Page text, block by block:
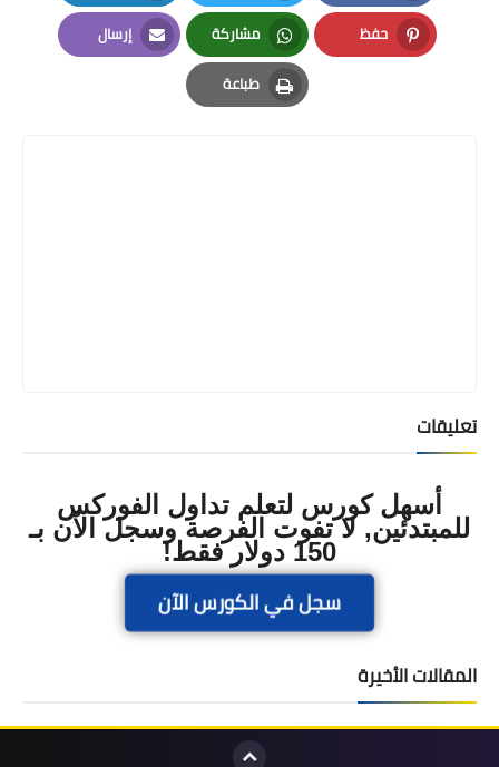
Facebook
Twitter
LinkedIn
حفظ
Pinterest
مشاركة
Whatsapp
إرسال
Email
طباعة
Print
تعليقات
أسهل كورس لتعلم تداول الفوركس
للمبتدئين, لا تفوت الفرصة وسجل الآن بـ
150 دولار فقط!
سجل في الكورس الآن
المقالات الأخيرة